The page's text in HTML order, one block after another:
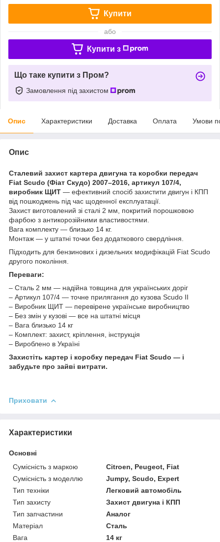
Купити
або
Купити з
Що таке купити з Пром?
Замовлення під захистом
Опис Характеристики Доставка Оплата Умови
Опис
Сталевий захист картера двигуна та коробки передач
Fiat Scudo (Фіат Скудо) 2007–2016, артикул 107/4,
виробник ЩИТ — ефективний спосіб захистити двигун і КПП
від пошкоджень під час щоденної експлуатації.
Захист виготовлений зі сталі 2 мм, покритий порошковою
фарбою з антикорозійними властивостями.
Вага комплекту — близько 14 кг.
Монтаж — у штатні точки без додаткового свердління.
Підходить для бензинових і дизельних модифікацій Fiat Scudo
другого покоління.
Переваги:
– Сталь 2 мм — надійна товщина для українських доріг
– Артикул 107/4 — точне прилягання до кузова Scudo II
– Виробник ЩИТ — перевірене українське виробництво
– Без змін у кузові — все на штатні місця
– Вага близько 14 кг
– Комплект: захист, кріплення, інструкція
– Вироблено в Україні
Захистіть картер і коробку передач Fiat Scudo — і
забудьте про зайві витрати.
Приховати
Характеристики
Основні
Сумісність з маркою
Citroen, Peugeot, Fiat
Сумісність з моделлю
Jumpy, Scudo, Expert
Тип техніки
Легковий автомобіль
Тип захисту
Захист двигуна і КПП
Тип запчастини
Аналог
Матеріал
Сталь
Вага
14 кг